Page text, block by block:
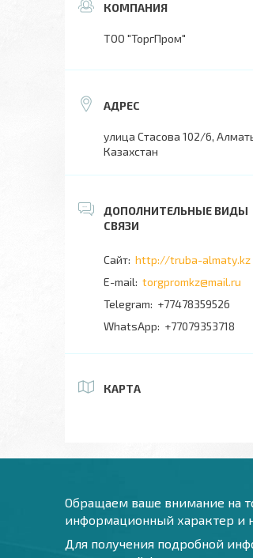
ТОО "ТоргПром"
улица Стасова 102/6,
Казахстан
http://truba-almaty.kz
torgpromkz@mail.ru
+77478359526
+77079353718
КАРТА
Обращаем ваше внимание на
информационный характер и
Для получения подробной